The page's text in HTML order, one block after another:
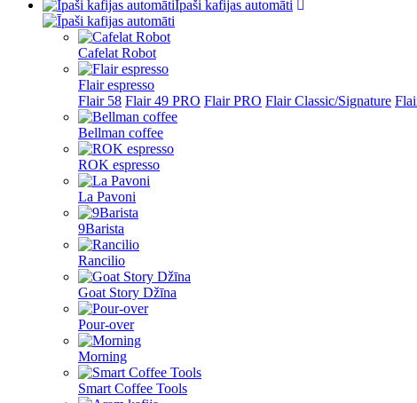
Īpaši kafijas automāti
Cafelat Robot
Flair espresso
Flair 58 Flair 49 PRO Flair PRO Flair Classic/Signature
Bellman coffee
ROK espresso
La Pavoni
9Barista
Rancilio
Goat Story Džīna
Pour-over
Morning
Smart Coffee Tools